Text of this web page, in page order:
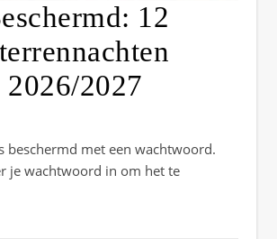
12
2026/2027
beschermd met een wachtwoord.
je wachtwoord in om het te